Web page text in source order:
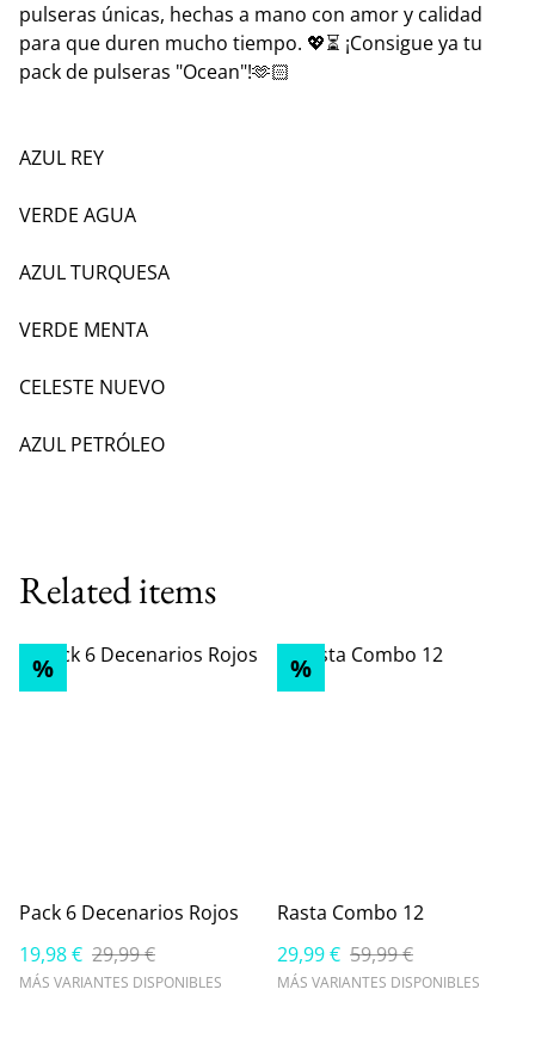
pulseras únicas, hechas a mano con amor y calidad
para que duren mucho tiempo. 💖⏳ ¡Consigue ya tu
pack de pulseras "Ocean"!🫶🏻
AZUL REY
VERDE AGUA
AZUL TURQUESA
VERDE MENTA
CELESTE NUEVO
AZUL PETRÓLEO
Related items
%
Pack 6 Decenarios Rojos
19,98 € 29,99 €
MÁS VARIANTES DISPONIBLES
%
Rasta Combo 12
29,99 € 59,99 €
MÁS VARIANTES DISPONIBLES